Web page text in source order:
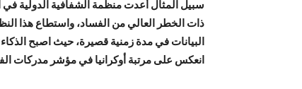
ذات الخطر العالي من الفساد، واستطاع هذا
البيانات في مدة زمنية قصيرة، حيث اصبح
انعكس على مرتبة أوكرانيا في مؤشر مدركات الفساد